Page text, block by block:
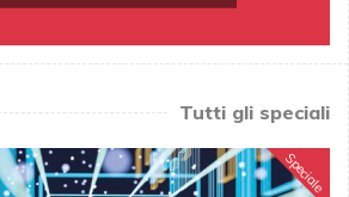
Tutti gli speciali
Speciale